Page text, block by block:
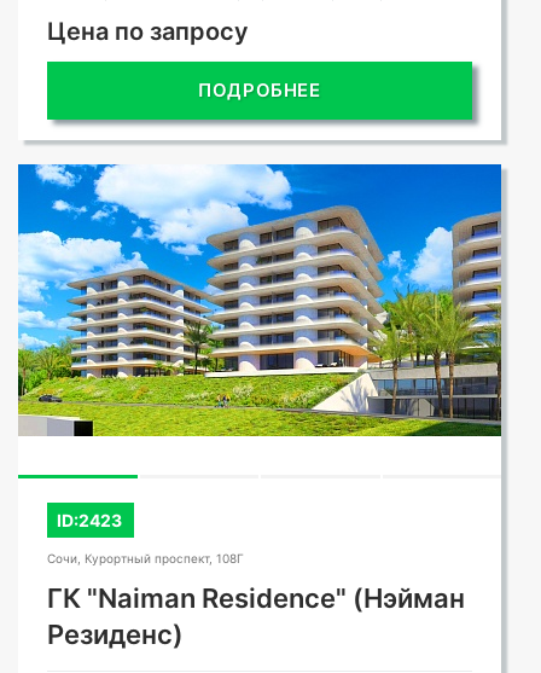
Цена по запросу
ПОДРОБНЕЕ
ID:2423
Сочи, Курортный проспект, 108Г
ГК "Naiman Residence" (Нэйман
Резиденс)